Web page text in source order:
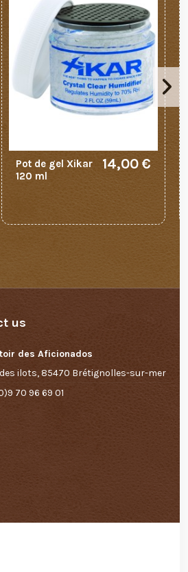
Pot de gel Xikar
120 ml
14,00 €
us
des Aficionados
ilots, 85470 Brétignolles-sur-mer
70 96 69 01